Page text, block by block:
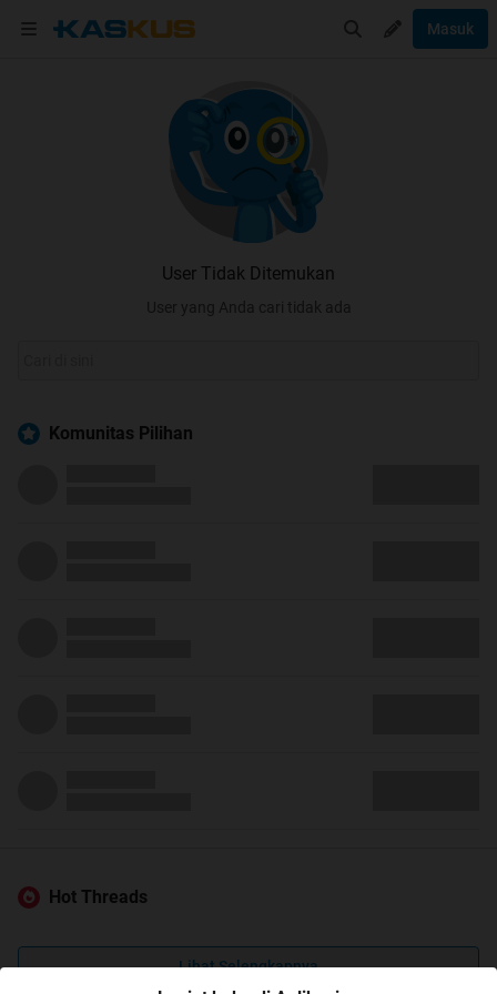
Masuk
User Tidak Ditemukan
User yang Anda cari tidak ada
Komunitas Pilihan
Hot Threads
Lihat Selengkapnya